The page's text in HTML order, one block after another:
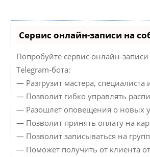
Сервис онлайн-записи на
Попробуйте сервис онлайн-
Telegram-бота:
— Разгрузит мастера,
— Позволит гибко управлять
— Разошлет оповещения о новых
— Позволит принять оплату на
— Позволит записываться на
— Поможет получить от клиента